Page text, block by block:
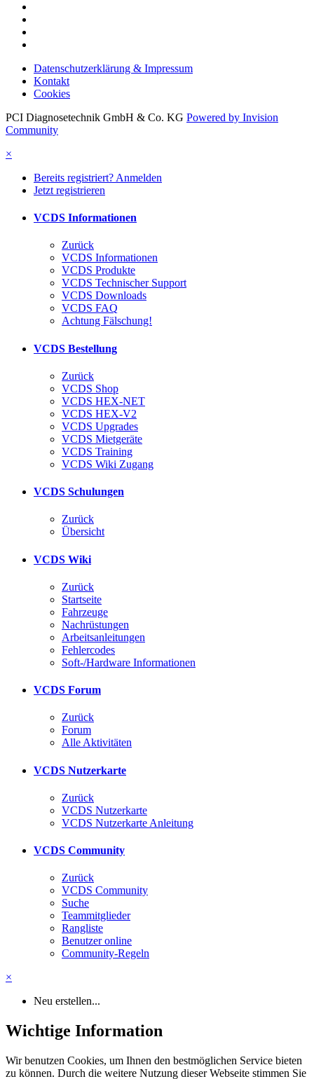
Datenschutzerklärung & Impressum
Kontakt
Cookies
PCI Diagnosetechnik GmbH & Co. KG Powered by Invision
Community
×
Bereits registriert? Anmelden
Jetzt registrieren
VCDS Informationen
Zurück
VCDS Informationen
VCDS Produkte
VCDS Technischer Support
VCDS Downloads
VCDS FAQ
Achtung Fälschung!
VCDS Bestellung
Zurück
VCDS Shop
VCDS HEX-NET
VCDS HEX-V2
VCDS Upgrades
VCDS Mietgeräte
VCDS Training
VCDS Wiki Zugang
VCDS Schulungen
Zurück
Übersicht
VCDS Wiki
Zurück
Startseite
Fahrzeuge
Nachrüstungen
Arbeitsanleitungen
Fehlercodes
Soft-/Hardware Informationen
VCDS Forum
Zurück
Forum
Alle Aktivitäten
VCDS Nutzerkarte
Zurück
VCDS Nutzerkarte
VCDS Nutzerkarte Anleitung
VCDS Community
Zurück
VCDS Community
Suche
Teammitglieder
Rangliste
Benutzer online
Community-Regeln
×
Neu erstellen...
Wichtige Information
Wir benutzen Cookies, um Ihnen den bestmöglichen Service bieten
zu können. Durch die weitere Nutzung dieser Webseite stimmen Sie